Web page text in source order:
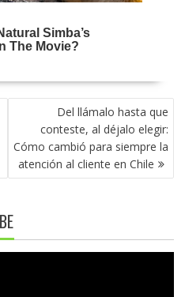
Del llámalo hasta que
conteste, al déjalo elegir:
Cómo cambió para siempre la
atención al cliente en Chile